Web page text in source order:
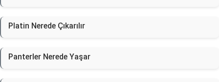
Platin Nerede Çıkarılır
Panterler Nerede Yaşar